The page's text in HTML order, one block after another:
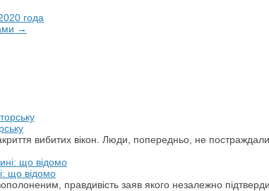
года
→
вибитих вікон. Люди, попередньо, не постраждали.
що відомо
правдивість заяв якого незалежно